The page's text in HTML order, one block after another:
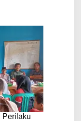
Perilaku